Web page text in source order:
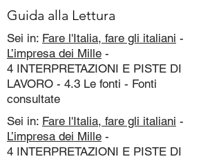
Guida alla Lettura
Sei in: Fare l'Italia, fare gli italiani -
L’impresa dei Mille -
4 INTERPRETAZIONI E PISTE DI
LAVORO - 4.3 Le fonti - Fonti
consultate
Sei in: Fare l'Italia, fare gli italiani -
L’impresa dei Mille -
4 INTERPRETAZIONI E PISTE DI